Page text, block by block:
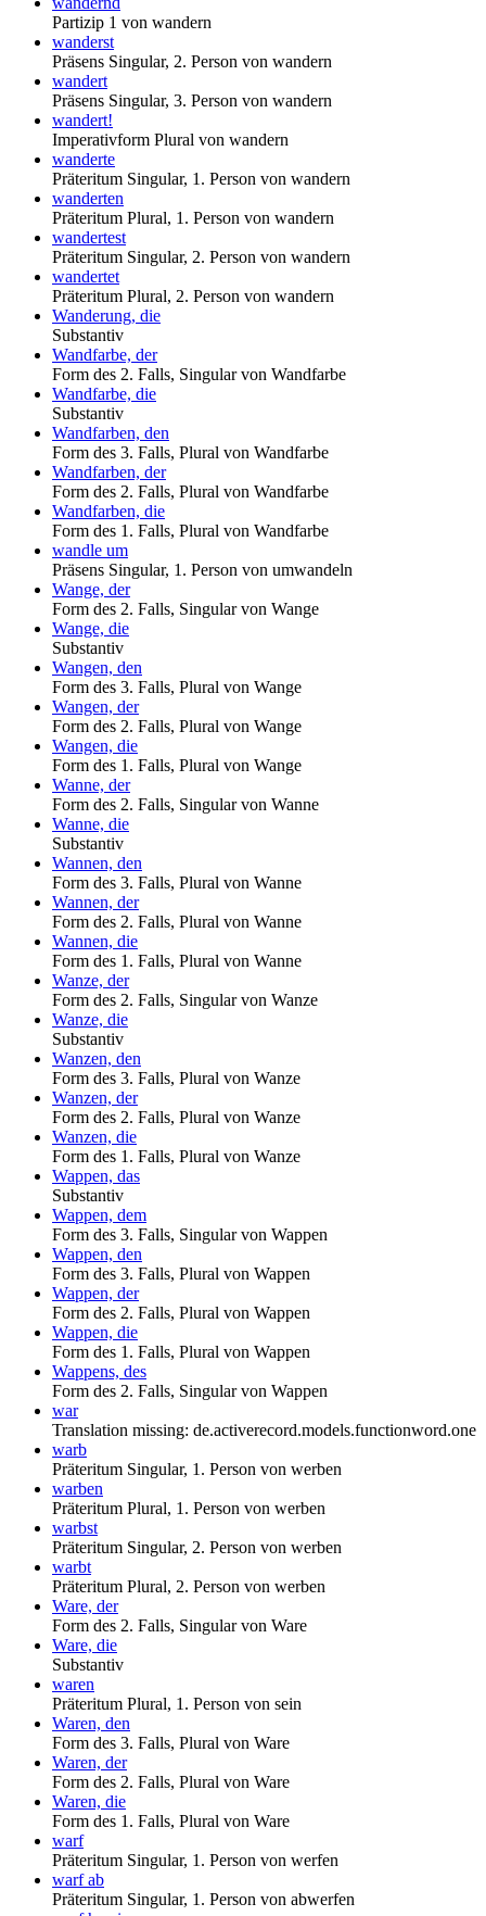
Partizip 1 von wandern
wanderst
Präsens Singular, 2. Person von wandern
wandert
Präsens Singular, 3. Person von wandern
wandert!
Imperativform Plural von wandern
wanderte
Präteritum Singular, 1. Person von wandern
wanderten
Präteritum Plural, 1. Person von wandern
wandertest
Präteritum Singular, 2. Person von wandern
wandertet
Präteritum Plural, 2. Person von wandern
Wanderung, die
Substantiv
Wandfarbe, der
Form des 2. Falls, Singular von Wandfarbe
Wandfarbe, die
Substantiv
Wandfarben, den
Form des 3. Falls, Plural von Wandfarbe
Wandfarben, der
Form des 2. Falls, Plural von Wandfarbe
Wandfarben, die
Form des 1. Falls, Plural von Wandfarbe
wandle um
Präsens Singular, 1. Person von umwandeln
Wange, der
Form des 2. Falls, Singular von Wange
Wange, die
Substantiv
Wangen, den
Form des 3. Falls, Plural von Wange
Wangen, der
Form des 2. Falls, Plural von Wange
Wangen, die
Form des 1. Falls, Plural von Wange
Wanne, der
Form des 2. Falls, Singular von Wanne
Wanne, die
Substantiv
Wannen, den
Form des 3. Falls, Plural von Wanne
Wannen, der
Form des 2. Falls, Plural von Wanne
Wannen, die
Form des 1. Falls, Plural von Wanne
Wanze, der
Form des 2. Falls, Singular von Wanze
Wanze, die
Substantiv
Wanzen, den
Form des 3. Falls, Plural von Wanze
Wanzen, der
Form des 2. Falls, Plural von Wanze
Wanzen, die
Form des 1. Falls, Plural von Wanze
Wappen, das
Substantiv
Wappen, dem
Form des 3. Falls, Singular von Wappen
Wappen, den
Form des 3. Falls, Plural von Wappen
Wappen, der
Form des 2. Falls, Plural von Wappen
Wappen, die
Form des 1. Falls, Plural von Wappen
Wappens, des
Form des 2. Falls, Singular von Wappen
war
Translation missing: de.activerecord.models.functionword.one
warb
Präteritum Singular, 1. Person von werben
warben
Präteritum Plural, 1. Person von werben
warbst
Präteritum Singular, 2. Person von werben
warbt
Präteritum Plural, 2. Person von werben
Ware, der
Form des 2. Falls, Singular von Ware
Ware, die
Substantiv
waren
Präteritum Plural, 1. Person von sein
Waren, den
Form des 3. Falls, Plural von Ware
Waren, der
Form des 2. Falls, Plural von Ware
Waren, die
Form des 1. Falls, Plural von Ware
warf
Präteritum Singular, 1. Person von werfen
warf ab
Präteritum Singular, 1. Person von abwerfen